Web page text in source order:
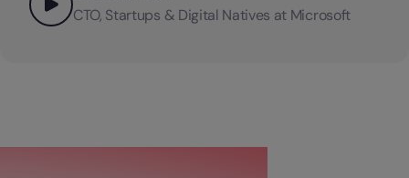
CTO, Startups & Digital Natives at Microsoft